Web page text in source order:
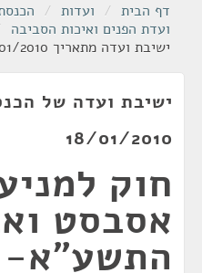
דף הבית / ועדות /
ועדת הפנים ואיכות הסביבה
ישיבת ועדה מתאריך 18/01/2010
18/01/2010
חוק
אסבסט
התשע"א-2011